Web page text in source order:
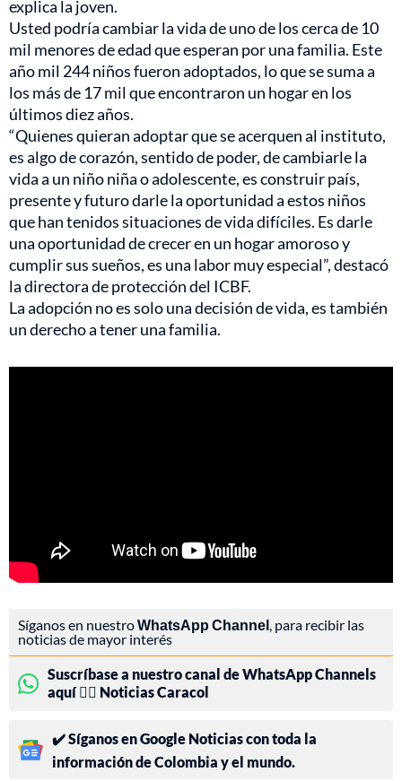
explica la joven.
Usted podría cambiar la vida de uno de los cerca de 10
mil menores de edad que esperan por una familia. Este
año mil 244 niños fueron adoptados, lo que se suma a
los más de 17 mil que encontraron un hogar en los
últimos diez años.
“Quienes quieran adoptar que se acerquen al instituto,
es algo de corazón, sentido de poder, de cambiarle la
vida a un niño niña o adolescente, es construir país,
presente y futuro darle la oportunidad a estos niños
que han tenidos situaciones de vida difíciles. Es darle
una oportunidad de crecer en un hogar amoroso y
cumplir sus sueños, es una labor muy especial”, destacó
la directora de protección del ICBF.
La adopción no es solo una decisión de vida, es también
un derecho a tener una familia.
Síganos en nuestroWhatsApp Channel, para recibir las
noticias de mayor interés
Suscríbase a nuestro canal de WhatsApp Channels
aquí 👉🏻 Noticias Caracol
✔️ Síganos en Google Noticias con toda la
información de Colombia y el mundo.